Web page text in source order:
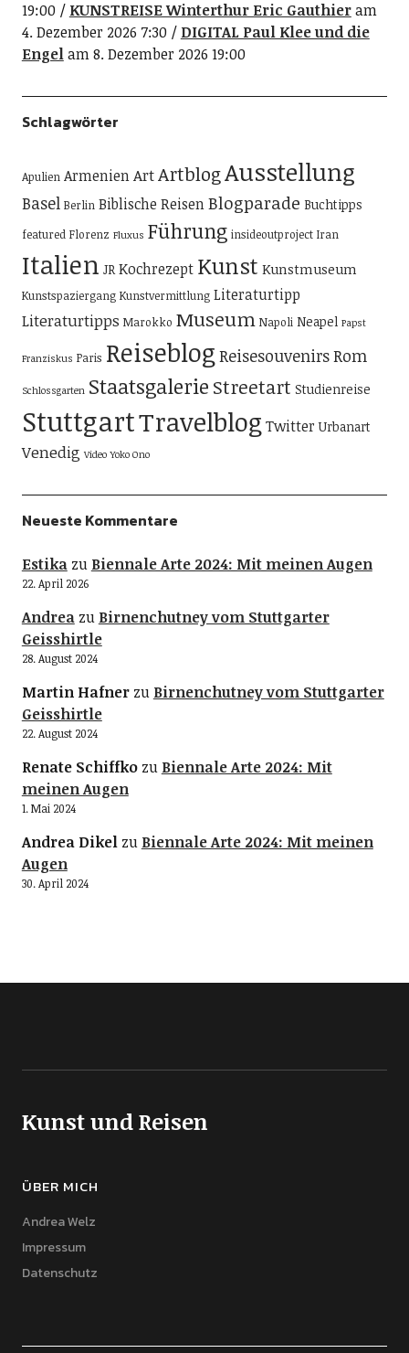
19:00
KUNSTREISE Winterthur Eric Gauthieram
4. Dezember 2026 7:30
DIGITAL Paul Klee und die
Engelam 8. Dezember 2026 19:00
Schlagwörter
Apulien ArmenienArtArtblogAusstellung
Basel Berlin Biblische ReisenBlogparade Buchtipps
featured Florenz Fluxus Führung insideoutproject Iran
Italien JR Kochrezept Kunst Kunstmuseum
Kunstspaziergang Kunstvermittlung Literaturtipp
Literaturtipps Marokko Museum Napoli Neapel Papst
Franziskus Paris Reiseblog ReisesouvenirsRom
Schlossgarten Staatsgalerie Streetart Studienreise
StuttgartTravelblog Twitter Urbanart
Venedig Video Yoko Ono
Neueste Kommentare
Estikazu Biennale Arte 2024: Mit meinen Augen
22. April 2026
Andreazu Birnenchutney vom Stuttgarter
Geisshirtle
28. August 2024
Martin Hafnerzu Birnenchutney vom Stuttgarter
Geisshirtle
22. August 2024
Renate Schiffkozu Biennale Arte 2024: Mit
meinen Augen
1. Mai 2024
Andrea Dikelzu Biennale Arte 2024: Mit meinen
Augen
30. April 2024
Kunst und Reisen
ÜBER MICH
Andrea Welz
Impressum
Datenschutz